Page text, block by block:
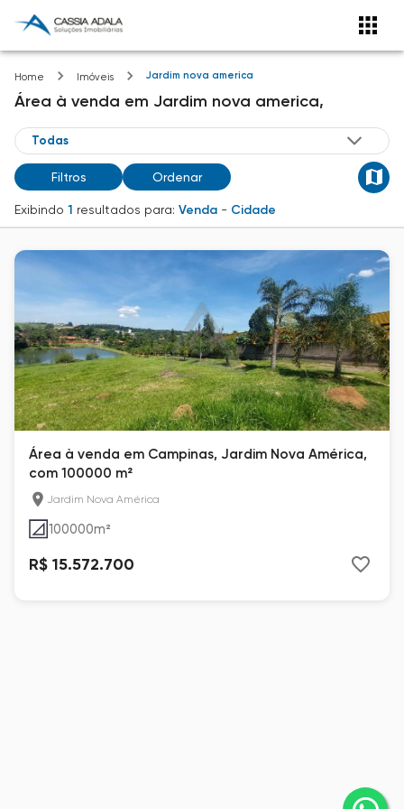
Home Imóveis Jardim nova america
Área à venda em Jardim nova america,
Filtros Ordenar
Exibindo 1 resultados para: Venda - Cidade
Área à venda em Campinas, Jardim Nova América,
com 100000 m²
Jardim Nova América
100000m²
R$ 15.572.700